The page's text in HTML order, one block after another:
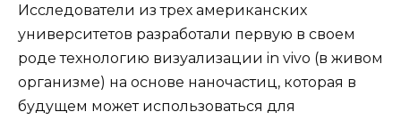
Исследователи из трех американских
университетов разработали первую в своем
роде технологию визуализации in vivo (в живом
организме) на основе наночастиц, которая в
будущем может использоваться для